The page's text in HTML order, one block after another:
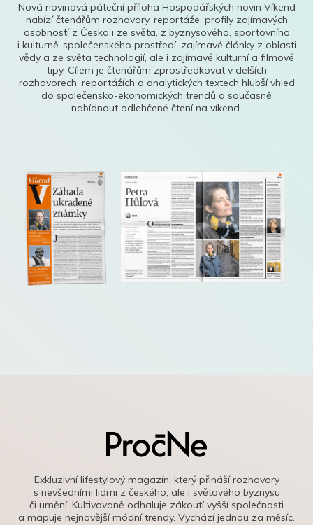
Nová novinová páteční příloha Hospodářských novin Víkend
nabízí čtenářům rozhovory, reportáže, profily zajímavých
osobností z Česka i ze světa, z byznysového, sportovního
i kulturně-společenského prostředí, zajímavé články z oblasti
vědy a ze světa technologií, ale i zajímavé kulturní a filmové
tipy. Cílem je čtenářům zprostředkovat v delších
rozhovorech, reportážích a analytických textech hlubší vhled
do společensko-ekonomických trendů a současně
nabídnout odlehčené čtení na víkend.
Exkluzivní lifestylový magazín, který přináší rozhovory
s nevšedními lidmi z českého, ale i světového byznysu
či umění. Kultivovaně odhaluje zákoutí vyšší společnosti
a mapuje nejnovější módní trendy. Vychází jednou za měsíc.